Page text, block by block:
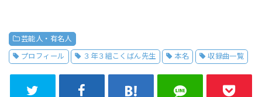
芸能人・有名人
プロフィール ３年３組こくばん先生 本名 収録曲一覧